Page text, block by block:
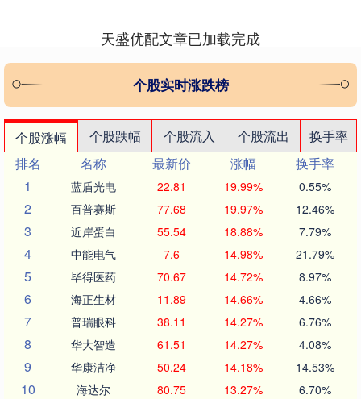
天盛优配文章已加载完成
个股实时涨跌榜
个股涨幅 个股跌幅 个股流入 个股流出
换手率
排名
名称 最新价 涨幅
换手率
1
蓝盾光电 22.81 19.99% 0.55%
2 百普赛斯 77.68 19.97% 12.46%
3 近岸蛋白 55.54 18.88% 7.79%
4 中能电气 7.6 14.98% 21.79%
5 毕得医药 70.67 14.72% 8.97%
6 海正生材 11.89 14.66% 4.66%
7 普瑞眼科 38.11 14.27% 6.76%
8 华大智造 61.51 14.27% 4.08%
9 华康洁净 50.24 14.18% 14.53%
10 海达尔 80.75 13.27% 6.70%